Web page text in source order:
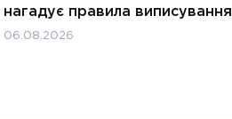
нагадує правила виписування
06.08.2026